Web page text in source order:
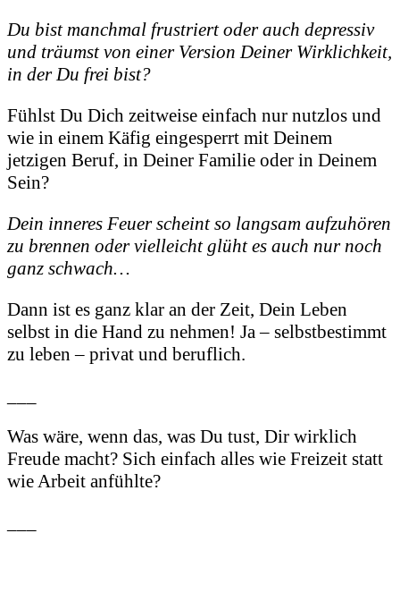
Du bist manchmal frustriert oder auch depressiv
und träumst von einer Version Deiner Wirklichkeit,
in der Du frei bist?
Fühlst Du Dich zeitweise einfach nur nutzlos und
wie in einem Käfig eingesperrt mit Deinem
jetzigen Beruf, in Deiner Familie oder in Deinem
Sein?
Dein inneres Feuer scheint so langsam aufzuhören
zu brennen oder vielleicht glüht es auch nur noch
ganz schwach…
Dann ist es ganz klar an der Zeit, Dein Leben
selbst in die Hand zu nehmen! Ja – selbstbestimmt
zu leben – privat und beruflich.
Was wäre, wenn das, was Du tust, Dir wirklich
Freude macht? Sich einfach alles wie Freizeit statt
wie Arbeit anfühlte?